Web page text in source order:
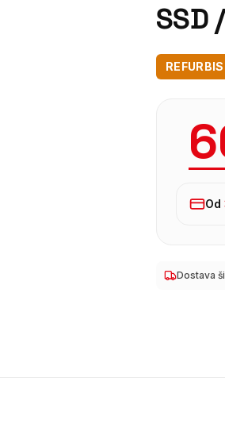
SSD
Od
Dostava